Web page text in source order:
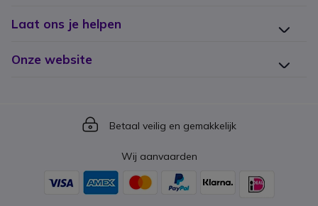
Laat ons je helpen
Onze website
Icon
Betaal veilig en gemakkelijk
Wij aanvaarden